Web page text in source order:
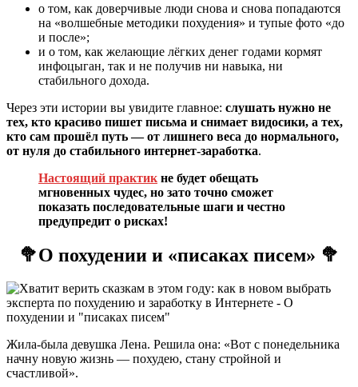
о том, как доверчивые люди снова и снова попадаются
на «волшебные методики похудения» и тупые фото «до
и после»;
и о том, как желающие лёгких денег годами кормят
инфоцыган, так и не получив ни навыка, ни
стабильного дохода.
Через эти истории вы увидите главное: слушать нужно не
тех, кто красиво пишет письма и снимает видосики, а тех,
кто сам прошёл путь — от лишнего веса до нормального,
от нуля до стабильного интернет‑заработка.
Настоящий практик не будет обещать
мгновенных чудес, но зато точно сможет
показать последовательные шаги и честно
предупредит о рисках!
🥦О похудении и «писаках писем» 🥦
Жила-была девушка Лена. Решила она: «Вот с понедельника
начну новую жизнь — похудею, стану стройной и
счастливой».